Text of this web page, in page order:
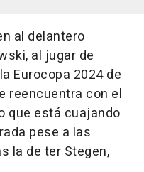
al delantero
al jugar de
Eurocopa 2024 de
reencuentra con el
que está cuajando
pese a las
la de ter Stegen,